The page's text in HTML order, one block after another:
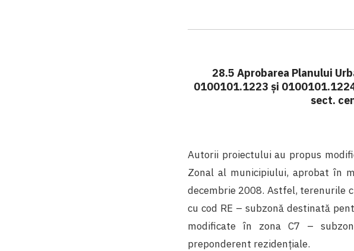
28.5 Aprobarea Planului
0100101.1223 și
sect.
Autorii proiectului au propus
Zonal al municipiului, aprobat în
decembrie 2008. Astfel, terenurile
cu cod RE – subzonă destinată
modificate în zona C7 –
preponderent rezidențiale.